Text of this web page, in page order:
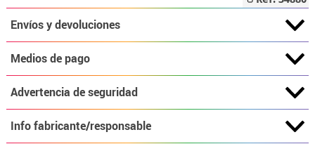
Envíos y devoluciones
Medios de pago
Advertencia de seguridad
Info fabricante/responsable